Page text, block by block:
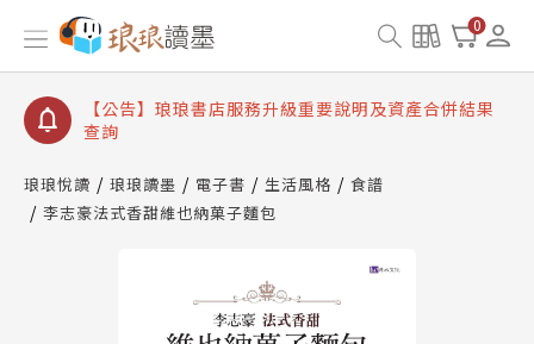
0
【公告】琅琅讀墨書櫃開通常見問題
【公告】琅琅讀墨 3 分鐘完成書櫃開通與資產合併申
【公告】琅琅書店服務升級重要說明及資產合併結果
查詢
琅琅悅讀 琅琅讀墨 電子書 生活風格
食譜
李志豪法式香甜維也納菓子麵包